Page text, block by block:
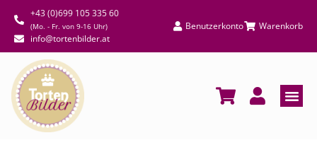
+43 (0)699 105 335 60
(Mo. - Fr. von 9-16 Uhr)
info@tortenbilder.at
Benutzerkonto Warenkorb